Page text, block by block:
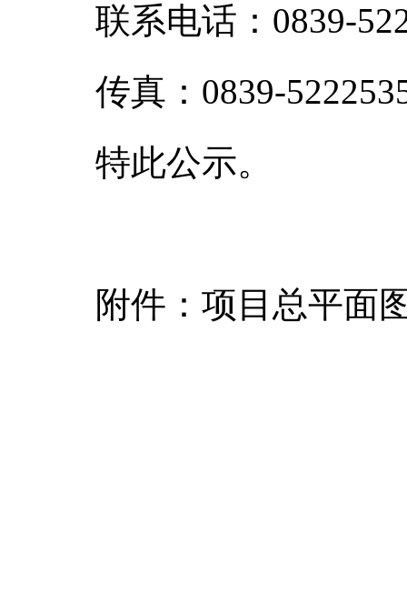
联系电话：0839-
传真：0839-
特此公示。
附件：项目总平面